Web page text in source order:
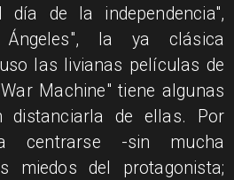
día de la independencia",
la ya clásica
las livianas películas de
Machine" tiene algunas
distanciarla de ellas. Por
centrarse -sin mucha
miedos del protagonista;